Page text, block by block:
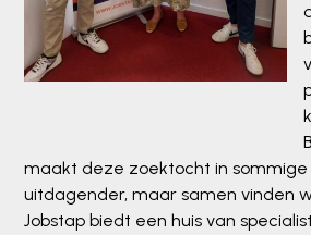
maakt deze zoektocht in sommige
uitdagender, maar samen vinden
Jobstap biedt een huis van